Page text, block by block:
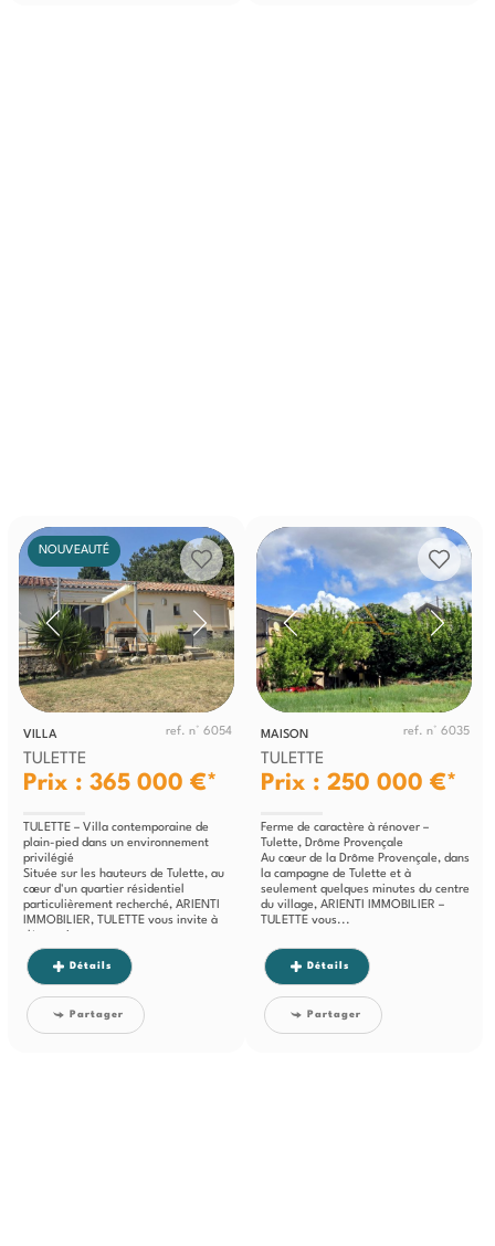
NOUVEAUTÉ
VILLA ref. n° 6054
TULETTE
Prix : 365 000 €*
TULETTE – Villa contemporaine de
plain-pied dans un environnement
privilégié
Située sur les hauteurs de Tulette, au
cœur d'un quartier résidentiel
particulièrement recherché, ARIENTI
IMMOBILIER, TULETTE vous invite à
Détails
Partager
MAISON ref. n° 6035
TULETTE
Prix : 250 000 €*
Ferme de caractère à rénover –
Tulette, Drôme Provençale
Au cœur de la Drôme Provençale, dans
la campagne de Tulette et à
seulement quelques minutes du centre
du village, ARIENTI IMMOBILIER –
TULETTE vous...
Détails
Partager